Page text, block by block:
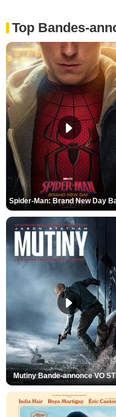
Top Bandes-
Mutiny Bande-annonce VO